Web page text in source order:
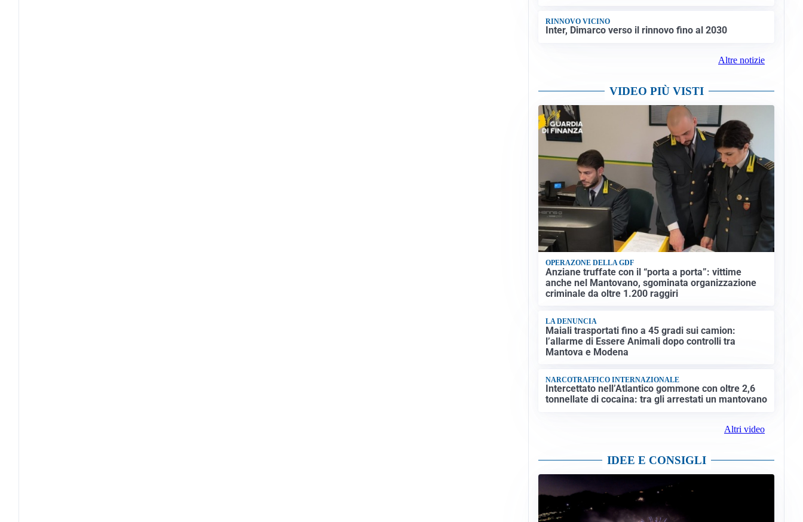
RINNOVO VICINO
Inter, Dimarco verso il rinnovo fino al 2030
Altre notizie
VIDEO PIÙ VISTI
OPERAZONE DELLA GDF
Anziane truffate con il “porta a porta”: vittime
anche nel Mantovano, sgominata organizzazione
criminale da oltre 1.200 raggiri
LA DENUNCIA
Maiali trasportati fino a 45 gradi sui camion:
l’allarme di Essere Animali dopo controlli tra
Mantova e Modena
NARCOTRAFFICO INTERNAZIONALE
Intercettato nell’Atlantico gommone con oltre 2,6
tonnellate di cocaina: tra gli arrestati un mantovano
Altri video
IDEE E CONSIGLI